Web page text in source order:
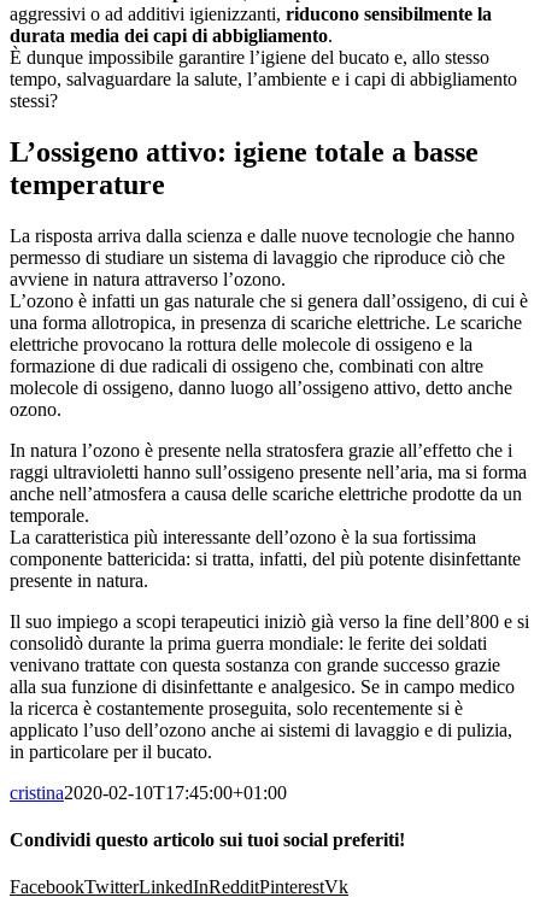
aggressivi o ad additivi igienizzanti, riducono sensibilmente la
durata media dei capi di abbigliamento.
È dunque impossibile garantire l’igiene del bucato e, allo stesso
tempo, salvaguardare la salute, l’ambiente e i capi di abbigliamento
stessi?
L’ossigeno attivo: igiene totale a basse
temperature
La risposta arriva dalla scienza e dalle nuove tecnologie che hanno
permesso di studiare un sistema di lavaggio che riproduce ciò che
avviene in natura attraverso l’ozono.
L’ozono è infatti un gas naturale che si genera dall’ossigeno, di cui è
una forma allotropica, in presenza di scariche elettriche. Le scariche
elettriche provocano la rottura delle molecole di ossigeno e la
formazione di due radicali di ossigeno che, combinati con altre
molecole di ossigeno, danno luogo all’ossigeno attivo, detto anche
ozono.
In natura l’ozono è presente nella stratosfera grazie all’effetto che i
raggi ultravioletti hanno sull’ossigeno presente nell’aria, ma si forma
anche nell’atmosfera a causa delle scariche elettriche prodotte da un
temporale.
La caratteristica più interessante dell’ozono è la sua fortissima
componente battericida: si tratta, infatti, del più potente disinfettante
presente in natura.
Il suo impiego a scopi terapeutici iniziò già verso la fine dell’800 e si
consolidò durante la prima guerra mondiale: le ferite dei soldati
venivano trattate con questa sostanza con grande successo grazie
alla sua funzione di disinfettante e analgesico. Se in campo medico
la ricerca è costantemente proseguita, solo recentemente si è
applicato l’uso dell’ozono anche ai sistemi di lavaggio e di pulizia,
in particolare per il bucato.
cristina2020-02-10T17:45:00+01:00
Condividi questo articolo sui tuoi social preferiti!
FacebookTwitterLinkedInRedditPinterestVk